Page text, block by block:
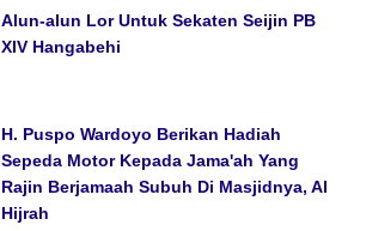
Alun-alun Lor Untuk Sekaten Seijin PB
XIV Hangabehi
H. Puspo Wardoyo Berikan Hadiah
Sepeda Motor Kepada Jama'ah Yang
Rajin Berjamaah Subuh Di Masjidnya, Al
Hijrah